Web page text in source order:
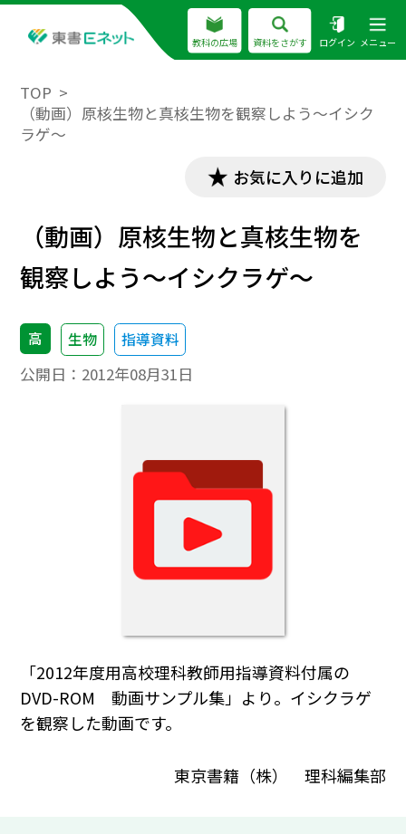
教科の広場 資料をさがす ログイン メニュー
TOP
（動画）原核生物と真核生物を観察しよう～イシク
ラゲ～
お気に入りに追加
（動画）原核生物と真核生物を
観察しよう～イシクラゲ～
高 生物 指導資料
公開日： 2012年08月31日
「2012年度用高校理科教師用指導資料付属の
DVD-ROM 動画サンプル集」より。イシクラゲ
を観察した動画です。
東京書籍（株） 理科編集部